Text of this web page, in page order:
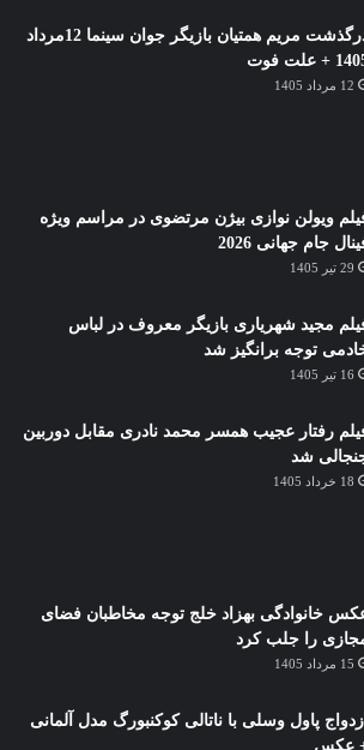
درگذشت مریم همتیان بازیگر جوان سینما 12مرداد
+ علت فوت
12 مرداد 1405
ویولن نوازی بیژن مرتضوی در مراسم ویژه
جام جهانی 2026
29 تیر 1405
مجید شهریاری بازیگر معروف در لباس
توجه برانگیز شد
16 تیر 1405
رفتار عجیب همسر محمد نادری مقابل دوربین
شد
18 خرداد 1405
خانوادگی بهزاد خلج توجه مخاطبان فضای
را جلب کرد
15 مرداد 1405
ازدواج پاول وسلی با ناتالی کوکنبورگ مدل آلمانی
عکس